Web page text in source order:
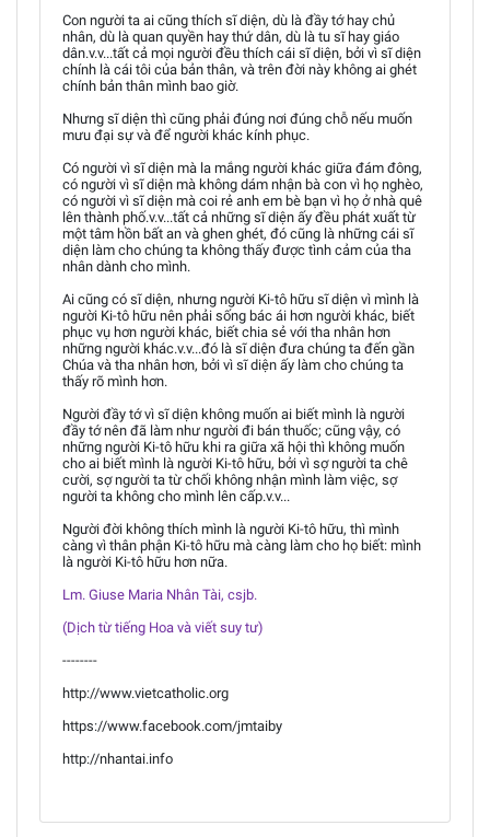
Con người ta ai cũng thích sĩ diện, dù là đầy tớ hay chủ
nhân, dù là quan quyền hay thứ dân, dù là tu sĩ hay giáo
dân.v.v...tất cả mọi người đều thích cái sĩ diện, bởi vì sĩ diện
chính là cái tôi của bản thân, và trên đời này không ai ghét
chính bản thân mình bao giờ.
Nhưng sĩ diện thì cũng phải đúng nơi đúng chỗ nếu muốn
mưu đại sự và để người khác kính phục.
Có người vì sĩ diện mà la mắng người khác giữa đám đông,
có người vì sĩ diện mà không dám nhận bà con vì họ nghèo,
có người vì sĩ diện mà coi rẻ anh em bè bạn vì họ ở nhà quê
lên thành phố.v.v...tất cả những sĩ diện ấy đều phát xuất từ
một tâm hồn bất an và ghen ghét, đó cũng là những cái sĩ
diện làm cho chúng ta không thấy được tình cảm của tha
nhân dành cho mình.
Ai cũng có sĩ diện, nhưng người Ki-tô hữu sĩ diện vì mình là
người Ki-tô hữu nên phải sống bác ái hơn người khác, biết
phục vụ hơn người khác, biết chia sẻ với tha nhân hơn
những người khác.v.v...đó là sĩ diện đưa chúng ta đến gần
Chúa và tha nhân hơn, bởi vì sĩ diện ấy làm cho chúng ta
thấy rõ mình hơn.
Người đầy tớ vì sĩ diện không muốn ai biết mình là người
đầy tớ nên đã làm như người đi bán thuốc; cũng vậy, có
những người Ki-tô hữu khi ra giữa xã hội thì không muốn
cho ai biết mình là người Ki-tô hữu, bởi vì sợ người ta chê
cười, sợ người ta từ chối không nhận mình làm việc, sợ
người ta không cho mình lên cấp.v.v...
Người đời không thích mình là người Ki-tô hữu, thì mình
càng vì thân phận Ki-tô hữu mà càng làm cho họ biết: mình
là người Ki-tô hữu hơn nữa.
Lm. Giuse Maria Nhân Tài, csjb.
(Dịch từ tiếng Hoa và viết suy tư)
--------
http://www.vietcatholic.org
https://www.facebook.com/jmtaiby
http://nhantai.info